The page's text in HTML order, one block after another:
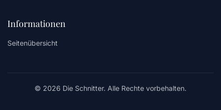
Informationen
Seitenübersicht
© 2026 Die Schnitter. Alle Rechte vorbehalten.